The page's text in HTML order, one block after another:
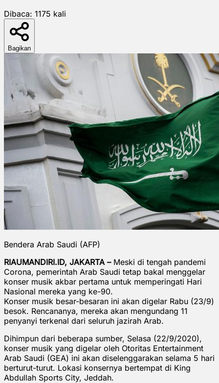
Dibaca: 1175 kali
Bagikan
Bendera Arab Saudi (AFP)
RIAUMANDIRI.ID, JAKARTA –Meski di tengah pandemi
Corona, pemerintah Arab Saudi tetap bakal menggelar
konser musik akbar pertama untuk memperingati Hari
Nasional mereka yang ke-90.
Konser musik besar-besaran ini akan digelar Rabu (23/9)
besok. Rencananya, mereka akan mengundang 11
penyanyi terkenal dari seluruh jazirah Arab.
Dihimpun dari beberapa sumber, Selasa (22/9/2020),
konser musik yang digelar oleh Otoritas Entertainment
Arab Saudi (GEA) ini akan diselenggarakan selama 5 hari
berturut-turut. Lokasi konsernya bertempat di King
Abdullah Sports City, Jeddah.